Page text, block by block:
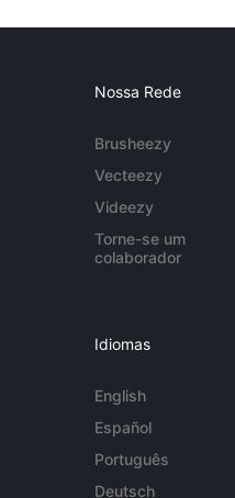
Nossa Rede
Brusheezy
Vecteezy
Videezy
Torne-se um
colaborador
Idiomas
English
Español
Português
Deutsch